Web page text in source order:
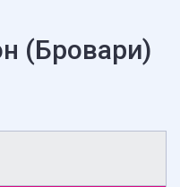
(Бровари)